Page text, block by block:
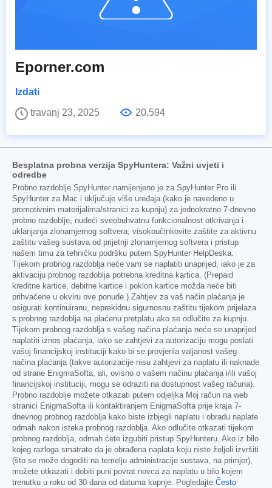
Eporner.com
Izdati
travanj 23, 2025
20,594
Besplatna probna verzija SpyHuntera: Važni uvjeti i
odredbe
Probno razdoblje SpyHunter namijenjeno je za SpyHunter Pro ili
SpyHunter za Mac i uključuje više uređaja (kako je navedeno u
promotivnim materijalima/stranici za kupnju) za jednokratno 7-dnevno
probno razdoblje, nudeći sveobuhvatnu funkcionalnost otkrivanja i
uklanjanja zlonamjernog softvera, visokoučinkovite zaštite za aktivnu
zaštitu vašeg sustava od prijetnji zlonamjernog softvera i pristup
našem timu za tehničku podršku putem SpyHunter HelpDeska.
Tijekom probnog razdoblja neće vam se naplatiti unaprijed, iako je za
aktivaciju probnog razdoblja potrebna kreditna kartica. (Prepaid
kreditne kartice, debitne kartice i poklon kartice možda neće biti
prihvaćene u okviru ove ponude.) Zahtjev za vaš način plaćanja je
osigurati kontinuiranu, neprekidnu sigurnosnu zaštitu tijekom prijelaza
s probnog razdoblja na plaćenu pretplatu ako se odlučite za kupnju.
Tijekom probnog razdoblja s vašeg načina plaćanja neće se unaprijed
naplatiti iznos plaćanja, iako se zahtjevi za autorizaciju mogu poslati
vašoj financijskoj instituciji kako bi se provjerila valjanost vašeg
načina plaćanja (takve autorizacije nisu zahtjevi za naplatu ili naknade
od strane EnigmaSofta, ali, ovisno o vašem načinu plaćanja i/ili vašoj
financijskoj instituciji, mogu se odraziti na dostupnost vašeg računa).
Probno razdoblje možete otkazati putem odjeljka Moj račun na web
stranici EnigmaSofta ili kontaktiranjem EnigmaSofta prije kraja 7-
dnevnog probnog razdoblja kako biste izbjegli naplatu i obradu naplate
odmah nakon isteka probnog razdoblja. Ako odlučite otkazati tijekom
probnog razdoblja, odmah ćete izgubiti pristup SpyHunteru. Ako iz bilo
kojeg razloga smatrate da je obrađena naplata koju niste željeli izvršiti
(što se može dogoditi na temelju administracije sustava, na primjer),
možete otkazati i dobiti puni povrat novca za naplatu u bilo kojem
trenutku u roku od 30 dana od datuma kupnje. Pogledajte Često